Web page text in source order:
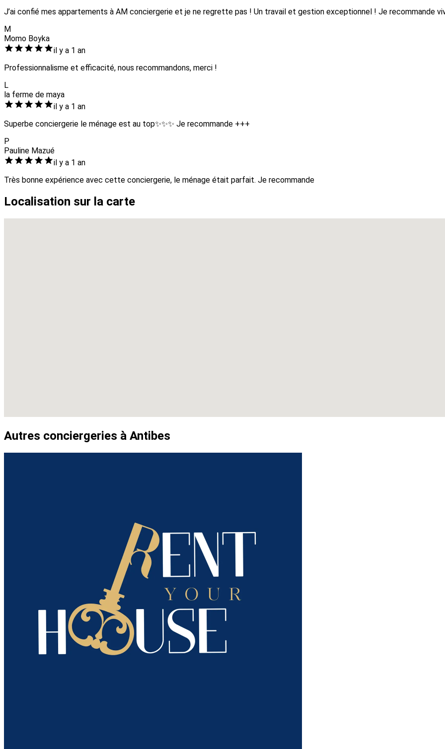
J’ai confié mes appartements à AM conciergerie et je ne regrette pas ! Un travail et gestion exceptionnel ! Je recommande
M
Momo Boyka
il y a 1 an
Professionnalisme et efficacité, nous recommandons, merci !
L
la ferme de maya
il y a 1 an
Superbe conciergerie le ménage est au top✨✨✨ Je recommande +++
P
Pauline Mazué
il y a 1 an
Très bonne expérience avec cette conciergerie, le ménage était parfait. Je recommande
Localisation sur la carte
Autres conciergeries à Antibes